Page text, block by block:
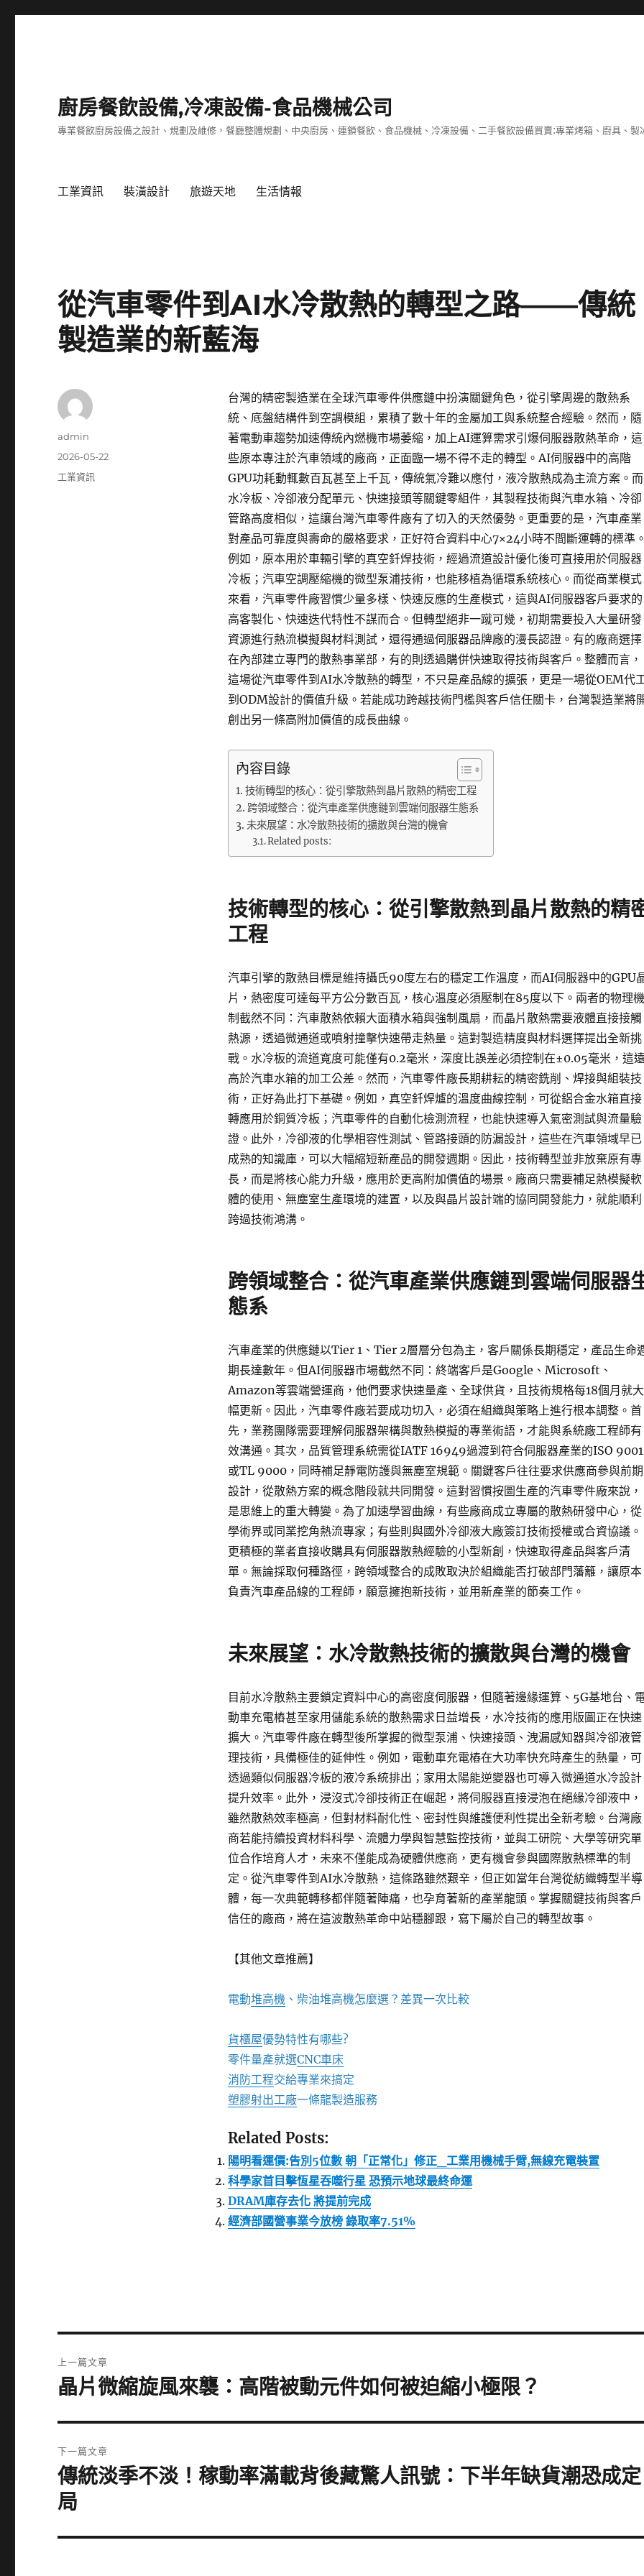
廚房餐飲設備,冷凍設備-食品機械公司
專業餐飲廚房設備之設計、規劃及維修，餐廳整體規劃、中央廚房、連鎖餐飲、食品機械、冷凍設備、二手餐飲設備買賣:專業烤箱、廚具、
工業資訊 裝潢設計 旅遊天地 生活情報
從汽車零件到AI水冷散熱的轉型之路——傳統
製造業的新藍海
台灣的精密製造業在全球汽車零件供應鏈中扮演關鍵角色，從引擎周邊的散熱系
統、底盤結構件到空調模組，累積了數十年的金屬加工與系統整合經驗。然而，隨
著電動車趨勢加速傳統內燃機市場萎縮，加上AI運算需求引爆伺服器散熱革命，這
些原本專注於汽車領域的廠商，正面臨一場不得不走的轉型。AI伺服器中的高階
GPU功耗動輒數百瓦甚至上千瓦，傳統氣冷難以應付，液冷散熱成為主流方案。而
水冷板、冷卻液分配單元、快速接頭等關鍵零組件，其製程技術與汽車水箱、冷卻
管路高度相似，這讓台灣汽車零件廠有了切入的天然優勢。更重要的是，汽車產業
對產品可靠度與壽命的嚴格要求，正好符合資料中心7×24小時不間斷運轉的標準
例如，原本用於車輛引擎的真空釺焊技術，經過流道設計優化後可直接用於伺服器
冷板；汽車空調壓縮機的微型泵浦技術，也能移植為循環系統核心。而從商業模式
來看，汽車零件廠習慣少量多樣、快速反應的生產模式，這與AI伺服器客戶要求的
高客製化、快速迭代特性不謀而合。但轉型絕非一蹴可幾，初期需要投入大量研發
資源進行熱流模擬與材料測試，還得通過伺服器品牌廠的漫長認證。有的廠商選擇
在內部建立專門的散熱事業部，有的則透過購併快速取得技術與客戶。整體而言，
這場從汽車零件到AI水冷散熱的轉型，不只是產品線的擴張，更是一場從OEM代
到ODM設計的價值升級。若能成功跨越技術門檻與客戶信任關卡，台灣製造業將
創出另一條高附加價值的成長曲線。
內容目錄
技術轉型的核心：從引擎散熱到晶片散熱的精密工程
跨領域整合：從汽車產業供應鏈到雲端伺服器生態系
未來展望：水冷散熱技術的擴散與台灣的機會
Related posts:
技術轉型的核心：從引擎散熱到晶片散熱的精
工程
汽車引擎的散熱目標是維持攝氏90度左右的穩定工作溫度，而AI伺服器中的GPU
片，熱密度可達每平方公分數百瓦，核心溫度必須壓制在85度以下。兩者的物理機
制截然不同：汽車散熱依賴大面積水箱與強制風扇，而晶片散熱需要液體直接接觸
熱源，透過微通道或噴射撞擊快速帶走熱量。這對製造精度與材料選擇提出全新挑
戰。水冷板的流道寬度可能僅有0.2毫米，深度比誤差必須控制在±0.05毫米，這
高於汽車水箱的加工公差。然而，汽車零件廠長期耕耘的精密銑削、焊接與組裝技
術，正好為此打下基礎。例如，真空釺焊爐的溫度曲線控制，可從鋁合金水箱直接
轉應用於銅質冷板；汽車零件的自動化檢測流程，也能快速導入氣密測試與流量驗
證。此外，冷卻液的化學相容性測試、管路接頭的防漏設計，這些在汽車領域早已
成熟的知識庫，可以大幅縮短新產品的開發週期。因此，技術轉型並非放棄原有專
長，而是將核心能力升級，應用於更高附加價值的場景。廠商只需要補足熱模擬軟
體的使用、無塵室生產環境的建置，以及與晶片設計端的協同開發能力，就能順利
跨過技術鴻溝。
跨領域整合：從汽車產業供應鏈到雲端伺服器
態系
汽車產業的供應鏈以Tier 1、Tier 2層層分包為主，客戶關係長期穩定，產品生命
期長達數年。但AI伺服器市場截然不同：終端客戶是Google、Microsoft、
Amazon等雲端營運商，他們要求快速量產、全球供貨，且技術規格每18個月就大
幅更新。因此，汽車零件廠若要成功切入，必須在組織與策略上進行根本調整。首
先，業務團隊需要理解伺服器架構與散熱模擬的專業術語，才能與系統廠工程師有
效溝通。其次，品質管理系統需從IATF 16949過渡到符合伺服器產業的ISO 9001
或TL 9000，同時補足靜電防護與無塵室規範。關鍵客戶往往要求供應商參與前期
設計，從散熱方案的概念階段就共同開發。這對習慣按圖生產的汽車零件廠來說，
是思維上的重大轉變。為了加速學習曲線，有些廠商成立專屬的散熱研發中心，從
學術界或同業挖角熱流專家；有些則與國外冷卻液大廠簽訂技術授權或合資協議。
更積極的業者直接收購具有伺服器散熱經驗的小型新創，快速取得產品與客戶清
單。無論採取何種路徑，跨領域整合的成敗取決於組織能否打破部門藩籬，讓原本
負責汽車產品線的工程師，願意擁抱新技術，並用新產業的節奏工作。
未來展望：水冷散熱技術的擴散與台灣的機會
目前水冷散熱主要鎖定資料中心的高密度伺服器，但隨著邊緣運算、5G基地台、
動車充電樁甚至家用儲能系統的散熱需求日益增長，水冷技術的應用版圖正在快速
擴大。汽車零件廠在轉型後所掌握的微型泵浦、快速接頭、洩漏感知器與冷卻液管
理技術，具備極佳的延伸性。例如，電動車充電樁在大功率快充時產生的熱量，可
透過類似伺服器冷板的液冷系統排出；家用太陽能逆變器也可導入微通道水冷設計
提升效率。此外，浸沒式冷卻技術正在崛起，將伺服器直接浸泡在絕緣冷卻液中，
雖然散熱效率極高，但對材料耐化性、密封性與維護便利性提出全新考驗。台灣廠
商若能持續投資材料科學、流體力學與智慧監控技術，並與工研院、大學等研究單
位合作培育人才，未來不僅能成為硬體供應商，更有機會參與國際散熱標準的制
定。從汽車零件到AI水冷散熱，這條路雖然艱辛，但正如當年台灣從紡織轉型半導
體，每一次典範轉移都伴隨著陣痛，也孕育著新的產業龍頭。掌握關鍵技術與客戶
信任的廠商，將在這波散熱革命中站穩腳跟，寫下屬於自己的轉型故事。
【其他文章推薦】
電動堆高機、柴油堆高機怎麼選？差異一次比較
貨櫃屋優勢特性有哪些?
零件量產就選CNC車床
消防工程交給專業來搞定
塑膠射出工廠一條龍製造服務
Related Posts:
陽明看運價:告別5位數 朝「正常化」修正_工業用機械手臂,無線充電裝置
科學家首目擊恆星吞噬行星 恐預示地球最終命運
DRAM庫存去化 將提前完成
經濟部國營事業今放榜 錄取率7.51%
作
admin
發
2026-05-22
分
工業資訊
章
上一篇文章
上
篇
文
章:
晶片微縮旋風來襲：高階被動元件如何被迫縮小極限？
下一篇文章
下
一
篇
文
傳統淡季不淡！稼動率滿載背後藏驚人訊號：下半年缺貨潮恐成定
局